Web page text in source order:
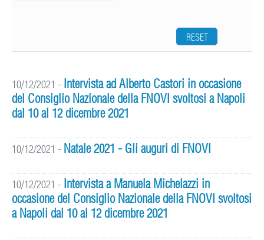
RESET
10/12/2021 - Intervista ad Alberto Castori in occasione
del Consiglio Nazionale della FNOVI svoltosi a Napoli
dal 10 al 12 dicembre 2021
10/12/2021 - Natale 2021 - Gli auguri di FNOVI
10/12/2021 - Intervista a Manuela Michelazzi in
occasione del Consiglio Nazionale della FNOVI svoltosi
a Napoli dal 10 al 12 dicembre 2021